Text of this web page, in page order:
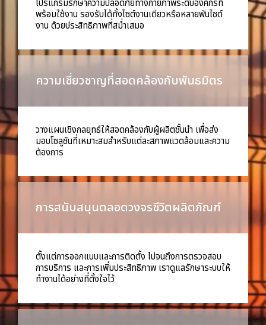
โปรแกรมรักษาความปลอดภัยทางกายภาพระดับองค์กรที่
พร้อมใช้งาน รองรับได้ทั้งไซต์งานเดียวหรือหลายพันไซต์
งาน ด้วยประสิทธิภาพที่สม่ำเสมอ
ความเชี่ยวชาญที่สอดคล้องกับพันธมิตร
วางแผนเชิงกลยุทธ์ให้สอดคล้องกับผู้ผลิตชั้นนำ เพื่อส่ง
มอบโซลูชันที่เหมาะสมสำหรับแต่ละสภาพแวดล้อมและความ
ต้องการ
การสนับสนุนตลอดวงจรชีวิตผลิตภัณฑ์
ตั้งแต่การออกแบบและการติดตั้ง ไปจนถึงการตรวจสอบ
การบริการ และการเพิ่มประสิทธิภาพ เราดูแลรักษาระบบให้
ทำงานได้อย่างที่ตั้งใจไว้